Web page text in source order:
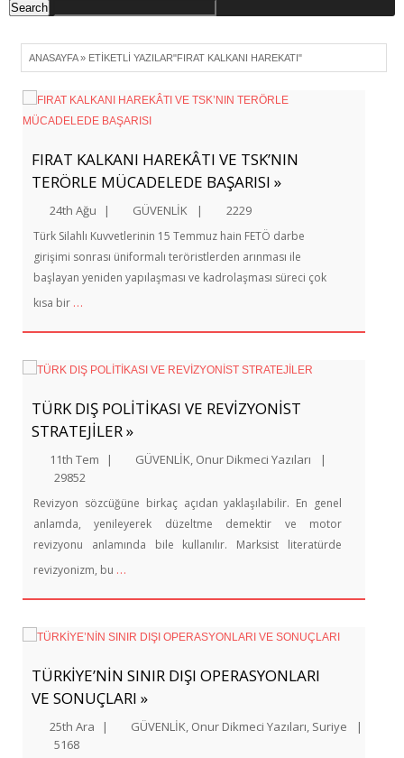
ANASAYFA» ETIKETLI YAZILAR"FIRAT KALKANI HAREKATI"
FIRAT KALKANI HAREKÂTI VE TSK’NIN
TERÖRLE MÜCADELEDE BAŞARISI »
24th Ağu | GÜVENLİK | 2229
Türk Silahlı Kuvvetlerinin 15 Temmuz hain FETÖ darbe
girişimi sonrası üniformalı teröristlerden arınması ile
başlayan yeniden yapılaşması ve kadrolaşması süreci çok
kısa bir …
TÜRK DIŞ POLİTİKASI VE REVİZYONİST
STRATEJİLER »
11th Tem | GÜVENLİK Onur Dikmeci Yazıları
|
29852
Revizyon sözcüğüne birkaç açıdan yaklaşılabilir. En genel
anlamda, yenileyerek düzeltme demektir ve motor
revizyonu anlamında bile kullanılır. Marksist literatürde
revizyonizm, bu …
TÜRKİYE’NİN SINIR DIŞI OPERASYONLARI
VE SONUÇLARI »
25th Ara | GÜVENLİK Onur Dikmeci Yazıları Suriye
|
5168